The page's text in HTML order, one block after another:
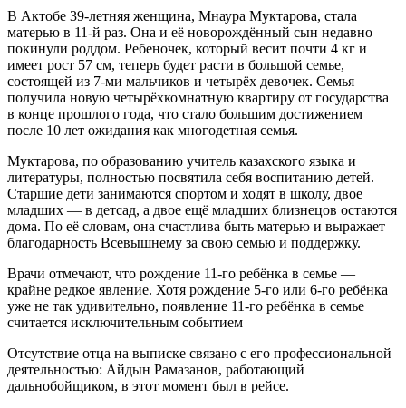
В Актобе 39-летняя женщина, Мнаура Муктарова, стала
матерью в 11-й раз. Она и её новорождённый сын недавно
покинули роддом. Ребеночек, который весит почти 4 кг и
имеет рост 57 см, теперь будет расти в большой семье,
состоящей из 7-ми мальчиков и четырёх девочек. Семья
получила новую четырёхкомнатную квартиру от государства
в конце прошлого года, что стало большим достижением
после 10 лет ожидания как многодетная семья.
Муктарова, по образованию учитель казахского языка и
литературы, полностью посвятила себя воспитанию детей.
Старшие дети занимаются спортом и ходят в школу, двое
младших — в детсад, а двое ещё младших близнецов остаются
дома. По её словам, она счастлива быть матерью и выражает
благодарность Всевышнему за свою семью и поддержку.
Врачи отмечают, что рождение 11-го ребёнка в семье —
крайне редкое явление. Хотя рождение 5-го или 6-го ребёнка
уже не так удивительно, появление 11-го ребёнка в семье
считается исключительным событием
Отсутствие отца на выписке связано с его профессиональной
деятельностью: Айдын Рамазанов, работающий
дальнобойщиком, в этот момент был в рейсе.